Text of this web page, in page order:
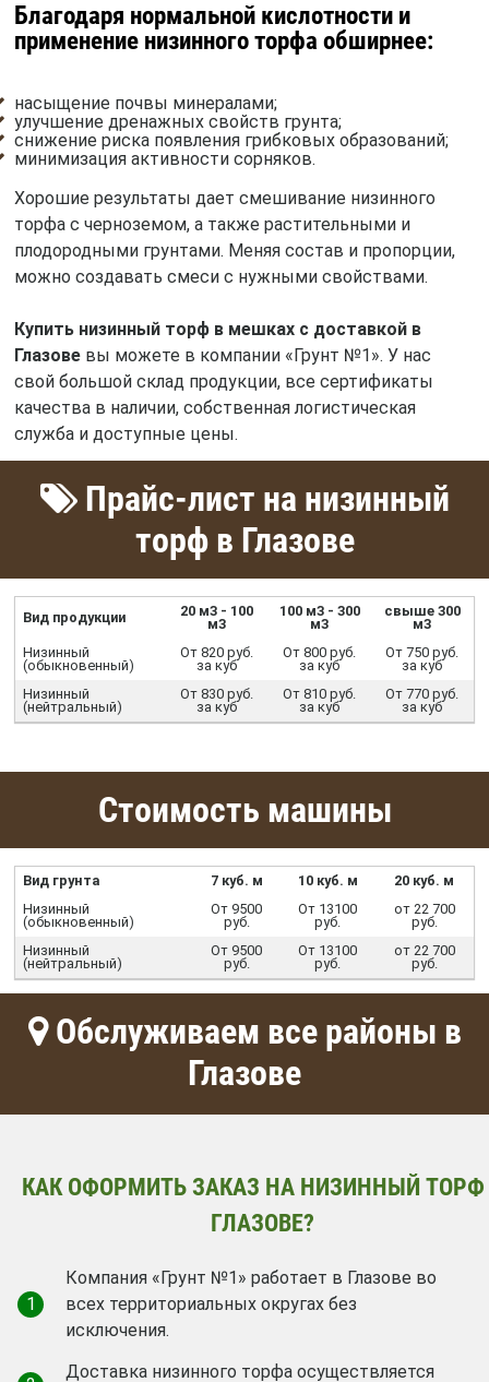
Благодаря нормальной кислотности и
применение низинного торфа обширнее:
насыщение почвы минералами;
улучшение дренажных свойств грунта;
снижение риска появления грибковых образований;
минимизация активности сорняков.
Хорошие результаты дает смешивание низинного
торфа с черноземом, а также растительными и
плодородными грунтами. Меняя состав и пропорции,
можно создавать смеси с нужными свойствами.
Купить низинный торф в мешках с доставкой в
Глазовевы можете в компании «Грунт №1». У нас
свой большой склад продукции, все сертификаты
качества в наличии, собственная логистическая
служба и доступные цены.
Прайс-лист на низинный
торф в Глазове
Вид продукции
20 м3 - 100
м3
100 м3 - 300
м3
свыше 300
м3
Низинный
(обыкновенный)
От 820 руб.
за куб
От 800 руб.
за куб
От 750 руб.
за куб
Низинный
(нейтральный)
От 830 руб.
за куб
От 810 руб.
за куб
От 770 руб.
за куб
Стоимость машины
Вид грунта 7 куб. м 10 куб. м
20 куб. м
Низинный
(обыкновенный)
От 9500
руб.
От 13100
руб.
от 22 700
руб.
Низинный
(нейтральный)
От 9500
руб.
От 13100
руб.
от 22 700
руб.
Обслуживаем все районы в
Глазове
КАК ОФОРМИТЬ ЗАКАЗ НА НИЗИННЫЙ ТОРФ
ГЛАЗОВЕ?
1
Компания «Грунт №1» работает в Глазове во
всех территориальных округах без
исключения.
Доставка низинного торфа осуществляется